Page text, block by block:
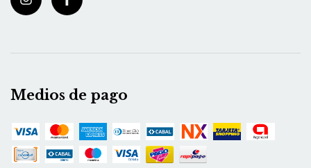
Medios de pago